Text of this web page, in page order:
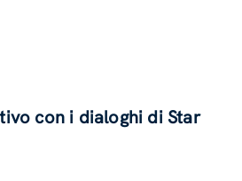
con i dialoghi di Star